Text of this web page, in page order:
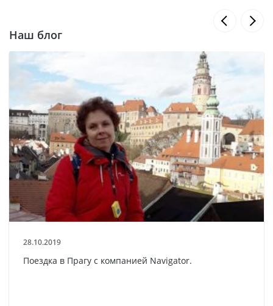
Наш блог
28.10.2019
Поездка в Прагу с компанией Navigator.